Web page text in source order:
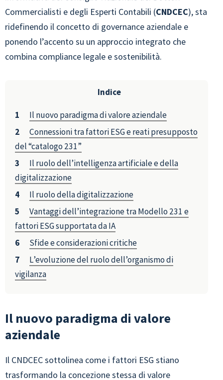
Commercialisti e degli Esperti Contabili (CNDCEC), sta
ridefinendo il concetto di governance aziendale e
ponendo l’accento su un approccio integrato che
combina compliance legale e sostenibilità.
Indice
Il nuovo paradigma di valore aziendale
Connessioni tra fattori ESG e reati presupposto
del “catalogo 231”
Il ruolo dell’intelligenza artificiale e della
digitalizzazione
Il ruolo della digitalizzazione
Vantaggi dell’integrazione tra Modello 231 e
fattori ESG supportata da IA
Sfide e considerazioni critiche
L’evoluzione del ruolo dell’organismo di
vigilanza
Il nuovo paradigma di valore
aziendale
Il CNDCEC sottolinea come i fattori ESG stiano
trasformando la concezione stessa di valore